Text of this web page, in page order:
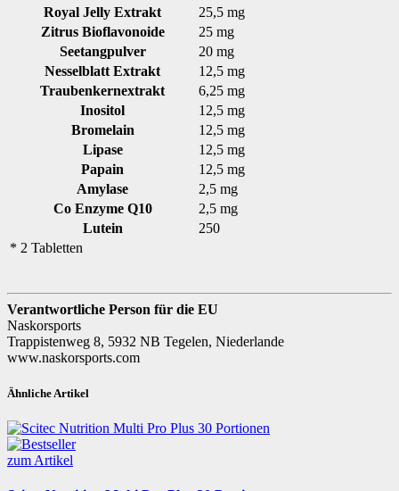
Royal Jelly Extrakt
25,5 mg
Zitrus Bioflavonoide
25 mg
Seetangpulver
20 mg
Nesselblatt Extrakt
12,5 mg
Traubenkernextrakt
6,25 mg
Inositol
12,5 mg
Bromelain
12,5 mg
Lipase
12,5 mg
Papain
12,5 mg
Amylase
2,5 mg
Co Enzyme Q10
2,5 mg
Lutein
250
* 2 Tabletten
Verantwortliche Person für die EU
Naskorsports
Trappistenweg 8, 5932 NB Tegelen, Niederlande
www.naskorsports.com
Ähnliche Artikel
zum Artikel